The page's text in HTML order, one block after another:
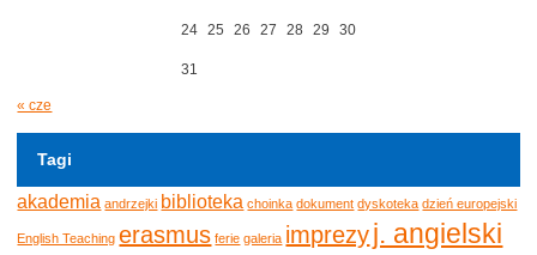
24 25 26 27 28 29 30
31
« cze
Tagi
akademia andrzejki biblioteka choinka dokument dyskoteka dzień europejski
English Teaching erasmus ferie galeria imprezyj. angielski